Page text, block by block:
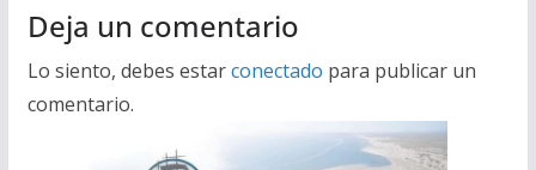
Deja un comentario
Lo siento, debes estarconectado para publicar un
comentario.